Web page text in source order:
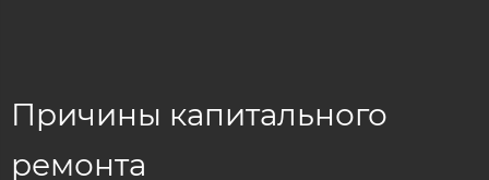
Причины капитального
ремонта